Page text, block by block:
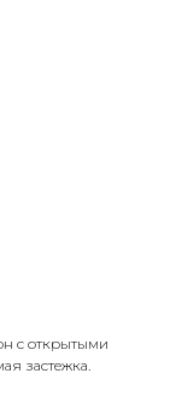
с открытыми
застежка.